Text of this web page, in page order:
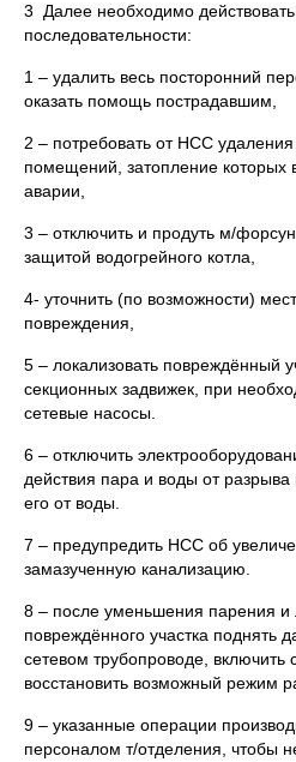
3 Далее необходимо
последовательности:
1 – удалить весь посторонний
оказать помощь пострадавшим,
2 – потребовать от НСС
помещений, затопление которых
аварии,
3 – отключить и продуть м/
защитой водогрейного котла,
4- уточнить (по возможности)
повреждения,
5 – локализовать повреждённый
секционных задвижек, при
сетевые насосы.
6 – отключить
действия пара и воды от
его от воды.
7 – предупредить НСС об
замазученную канализацию.
8 – после уменьшения парения и
повреждённого участка поднять
сетевом трубопроводе, включить
восстановить возможный режим
9 – указанные операции
персоналом т/отделения, чтобы